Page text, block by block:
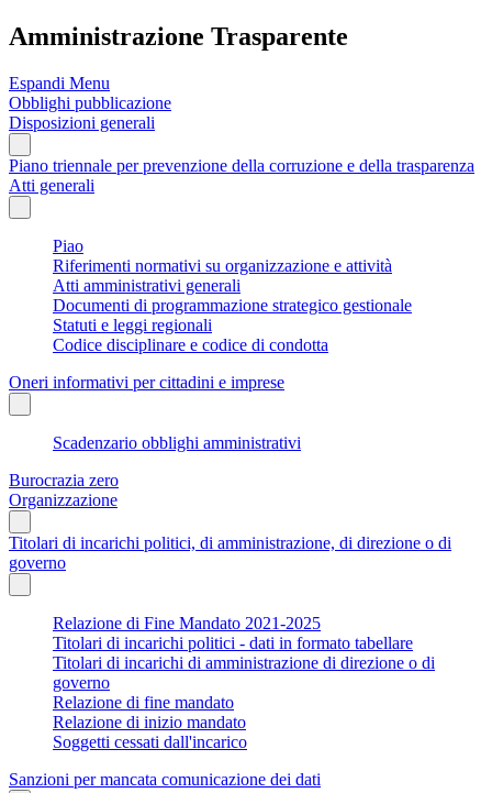
Amministrazione Trasparente
Espandi Menu
Obblighi pubblicazione
Disposizioni generali
Piano triennale per prevenzione della corruzione e della trasparenza
Atti generali
Piao
Riferimenti normativi su organizzazione e attività
Atti amministrativi generali
Documenti di programmazione strategico gestionale
Statuti e leggi regionali
Codice disciplinare e codice di condotta
Oneri informativi per cittadini e imprese
Scadenzario obblighi amministrativi
Burocrazia zero
Organizzazione
Titolari di incarichi politici, di amministrazione, di direzione o di
governo
Relazione di Fine Mandato 2021-2025
Titolari di incarichi politici - dati in formato tabellare
Titolari di incarichi di amministrazione di direzione o di
governo
Relazione di fine mandato
Relazione di inizio mandato
Soggetti cessati dall'incarico
Sanzioni per mancata comunicazione dei dati